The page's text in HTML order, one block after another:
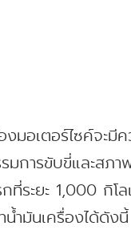
องมอเตอร์ไซค์
ารขับขี่และสภ
ระยะ 1,000 กิโ
ำมันเครื่องได้ดังนี้